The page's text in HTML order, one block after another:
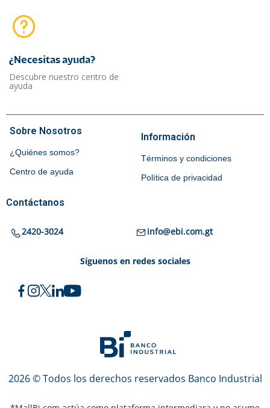
¿Necesitas ayuda?​
Descubre nuestro centro de
ayuda
Sobre Nosotros
¿Quiénes somos?
Centro de ayuda
Información
Términos y condiciones
Política de privacidad
Contáctanos
2420-3024 info@ebi.com.gt
Síguenos en redes sociales
2026 © Todos los derechos reservados Banco Industrial